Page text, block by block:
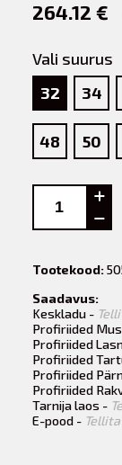
264.12 €
Vali suurus
32
34
48 50
Tootekood:
Saadavus:
Keskladu -
Profiriided
Profiriided
Profiriided
Profiriided
Profiriided
Tarnija laos -
E-pood -